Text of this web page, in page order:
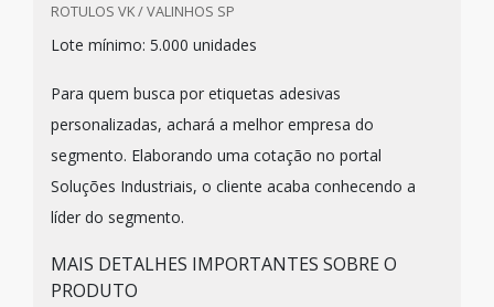
ROTULOS VK / VALINHOS SP
Lote mínimo: 5.000 unidades
Para quem busca por etiquetas adesivas
personalizadas, achará a melhor empresa do
segmento. Elaborando uma cotação no portal
Soluções Industriais, o cliente acaba conhecendo a
líder do segmento.
MAIS DETALHES IMPORTANTES SOBRE O
PRODUTO